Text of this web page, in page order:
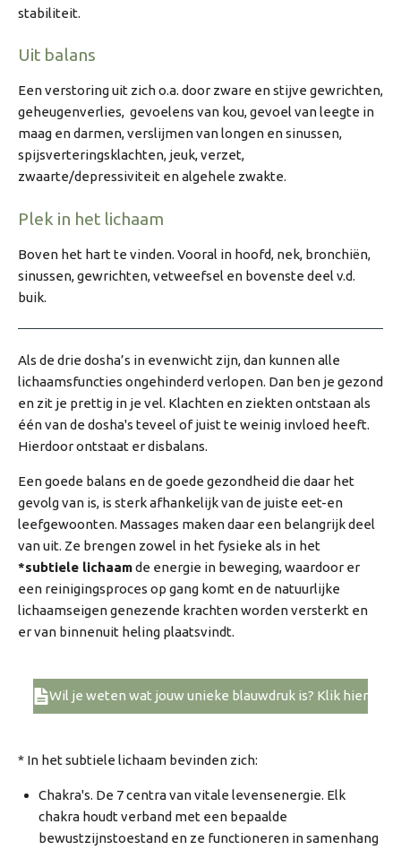
stabiliteit.
Uit balans
Een verstoring uit zich o.a. door zware en stijve gewrichten,
geheugenverlies, gevoelens van kou, gevoel van leegte in
maag en darmen, verslijmen van longen en sinussen,
spijsverteringsklachten, jeuk, verzet,
zwaarte/depressiviteit en algehele zwakte.
Plek in het lichaam
Boven het hart te vinden. Vooral in hoofd, nek, bronchiën,
sinussen, gewrichten, vetweefsel en bovenste deel v.d.
buik.
Als de drie dosha’s in evenwicht zijn, dan kunnen alle
lichaamsfuncties ongehinderd verlopen. Dan ben je gezond
en zit je prettig in je vel. Klachten en ziekten ontstaan als
één van de dosha's teveel of juist te weinig invloed heeft.
Hierdoor ontstaat er disbalans.
Een goede balans en de goede gezondheid die daar het
gevolg van is, is sterk afhankelijk van de juiste eet-en
leefgewoonten. Massages maken daar een belangrijk deel
van uit. Ze brengen zowel in het fysieke als in het
*subtiele lichaamde energie in beweging, waardoor er
een reinigingsproces op gang komt en de natuurlijke
lichaamseigen genezende krachten worden versterkt en
er van binnenuit heling plaatsvindt.
Wil je weten wat jouw unieke blauwdruk is? Klik hier
* In het subtiele lichaam bevinden zich:
Chakra's. De 7 centra van vitale levensenergie. Elk
chakra houdt verband met een bepaalde
bewustzijnstoestand en ze functioneren in samenhang